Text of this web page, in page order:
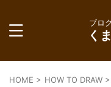
ブロ
く
HOME > HOW TO DRAW >